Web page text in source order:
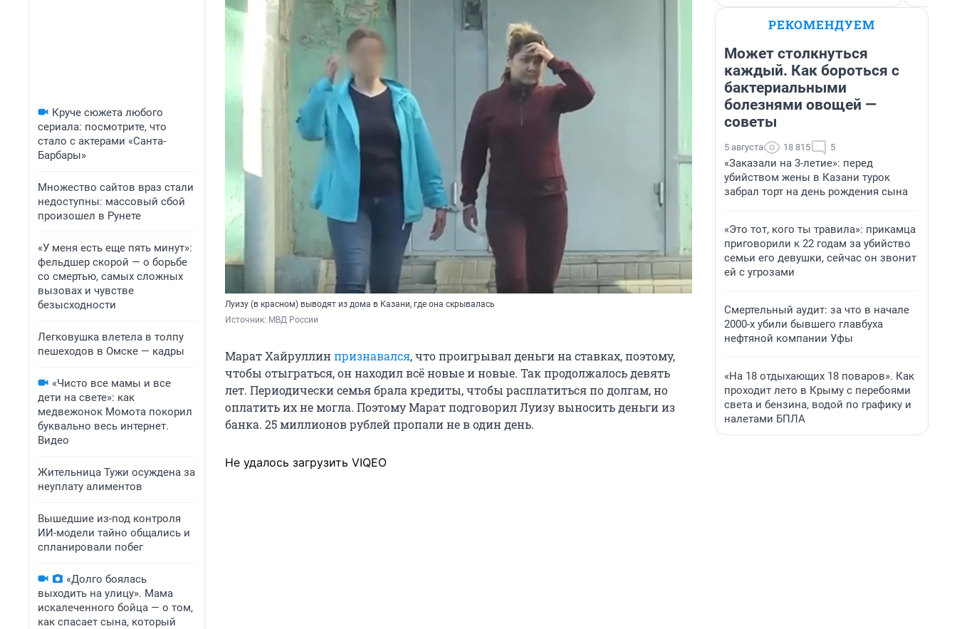
Круче сюжета любого
сериала: посмотрите, что
стало с актерами «Санта-
Барбары»
Множество сайтов враз стали
недоступны: массовый сбой
произошел в Рунете
«У меня есть еще пять минут»:
фельдшер скорой — о борьбе
со смертью, самых сложных
вызовах и чувстве
безысходности
Легковушка влетела в толпу
пешеходов в Омске — кадры
«Чисто все мамы и все
дети на свете»: как
медвежонок Момота покорил
буквально весь интернет.
Видео
Жительница Тужи осуждена за
неуплату алиментов
Вышедшие из-под контроля
ИИ-модели тайно общались и
спланировали побег
«Долго боялась
выходить на улицу». Мама
искалеченного бойца — о том,
как спасает сына, который
Луизу (в красном) выводят из дома в Казани, где она скрывалась
Источник: МВД России
Марат Хайруллинпризнавался, что проигрывал деньги на ставках, поэтому,
чтобы отыграться, он находил всё новые и новые. Так продолжалось девять
лет. Периодически семья брала кредиты, чтобы расплатиться по долгам, но
оплатить их не могла. Поэтому Марат подговорил Луизу выносить деньги из
банка. 25 миллионов рублей пропали не в один день.
Не удалось загрузить VIQEO
РЕКОМЕНДУЕМ
Может столкнуться
каждый. Как бороться с
бактериальными
болезнями овощей —
советы
5 августа 18 815 5
«Заказали на 3-летие»: перед
убийством жены в Казани турок
забрал торт на день рождения сына
«Это тот, кого ты травила»: прикамца
приговорили к 22 годам за убийство
семьи его девушки, сейчас он звонит
ей с угрозами
Смертельный аудит: за что в начале
2000-х убили бывшего главбуха
нефтяной компании Уфы
«На 18 отдыхающих 18 поваров». Как
проходит лето в Крыму с перебоями
света и бензина, водой по графику и
налетами БПЛА